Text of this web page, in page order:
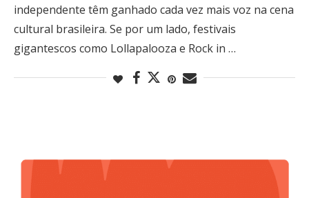
independente têm ganhado cada vez mais voz na cena
cultural brasileira. Se por um lado, festivais
gigantescos como Lollapalooza e Rock in …